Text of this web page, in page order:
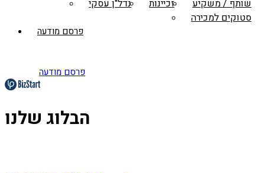
שותף / משקיע זכיינות
נדל"ן עסקי
סטוקים למכירה
פרסם מודעה
פרסם מודעה
הבלוג שלנו